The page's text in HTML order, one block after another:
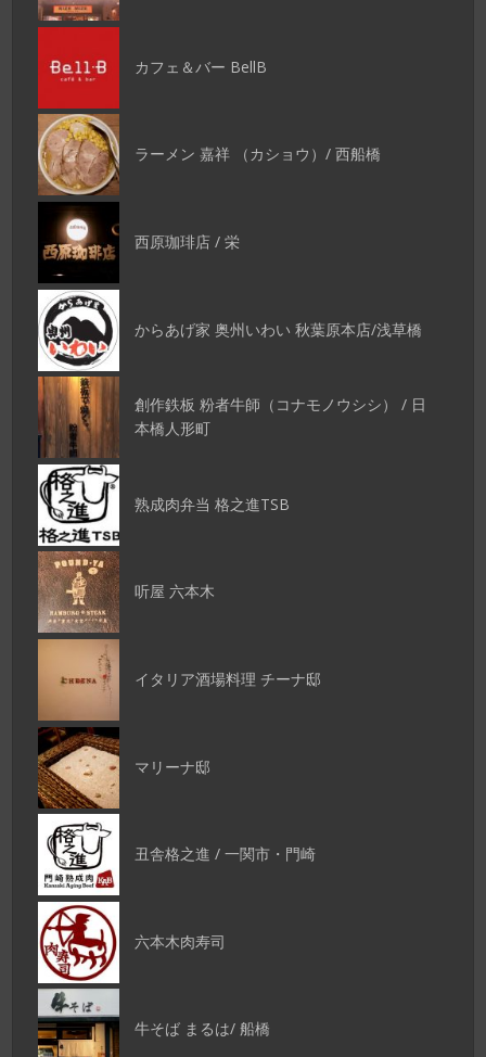
カフェ＆バー BellB
ラーメン 嘉祥 （カショウ）/ 西船橋
西原珈琲店 / 栄
からあげ家 奥州いわい 秋葉原本店/浅草橋
創作鉄板 粉者牛師（コナモノウシシ） / 日
本橋人形町
熟成肉弁当 格之進TSB
听屋 六本木
イタリア酒場料理 チーナ邸
マリーナ邸
丑舎格之進 / 一関市・門崎
六本木肉寿司
牛そば まるは/ 船橋